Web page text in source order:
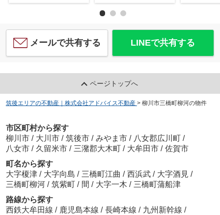
メールで共有する LINEで共有する
ページトップへ
筑後エリアの不動産｜株式会社アドバイス不動産 > 柳川市三橋町柳河の物件
市区町村から探す
柳川市 / 大川市 / 筑後市 / みやま市 / 八女郡広川町 /
八女市 / 久留米市 / 三潴郡大木町 / 大牟田市 / 佐賀市
町名から探す
大字榎津 / 大字向島 / 三橋町江曲 / 西浜武 / 大字酒見 /
三橋町柳河 / 筑紫町 / 間 / 大字一木 / 三橋町蒲船津
路線から探す
西鉄大牟田線 / 鹿児島本線 / 長崎本線 / 九州新幹線 /